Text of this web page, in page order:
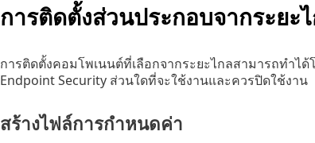
การติดตั้งส่วนประกอบจากระยะ
การติดตั้งคอมโพเนนต์ที่เลือกจากระยะไกลสามารถทำไ
Endpoint Security ส่วนใดที่จะใช้งานและควรปิดใช้งาน
สร้างไฟล์การกำหนดค่า